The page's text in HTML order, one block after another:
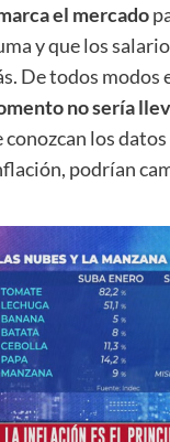
el mercado
y que los
De todos modos
no sería
conozcan los
podrían